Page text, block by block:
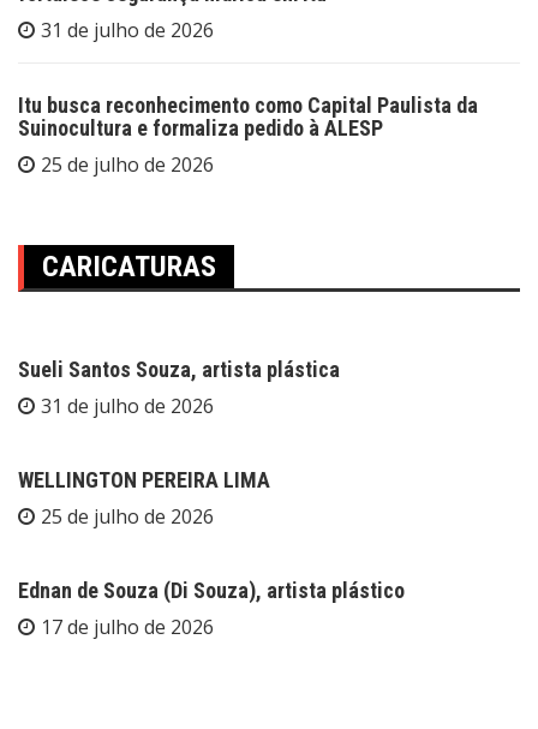
31 de julho de 2026
Itu busca reconhecimento como Capital Paulista da
Suinocultura e formaliza pedido à ALESP
25 de julho de 2026
CARICATURAS
Sueli Santos Souza, artista plástica
31 de julho de 2026
WELLINGTON PEREIRA LIMA
25 de julho de 2026
Ednan de Souza (Di Souza), artista plástico
17 de julho de 2026